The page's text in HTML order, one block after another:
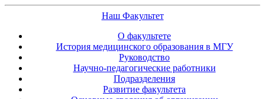
Наш Факультет
О факультете
История медицинского образования в МГУ
Руководство
Научно-педагогические работники
Подразделения
Развитие факультета